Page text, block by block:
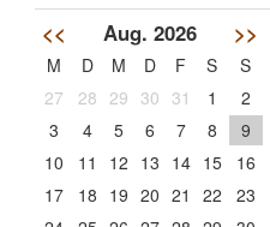
<< Aug. 2026 >>
M D M D F S
S
27
28 29 30 31 1
2
3
4 5 6 7 8
9
10
11 12 13 14 15
16
17
18 19 20 21 22
23